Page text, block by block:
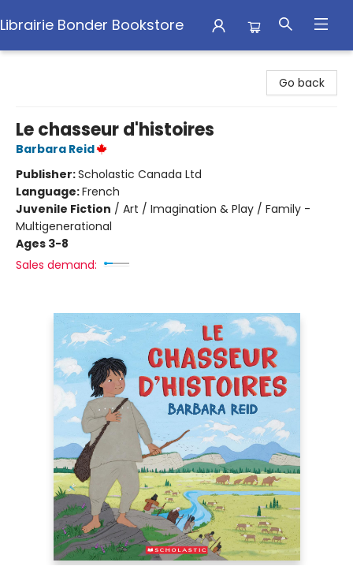
Librairie Bonder Bookstore
Go back
Le chasseur d'histoires
Barbara Reid
Publisher:Scholastic Canada Ltd
Language:French
Juvenile Fiction / Art / Imagination & Play / Family -
Multigenerational
Ages 3-8
Sales demand: